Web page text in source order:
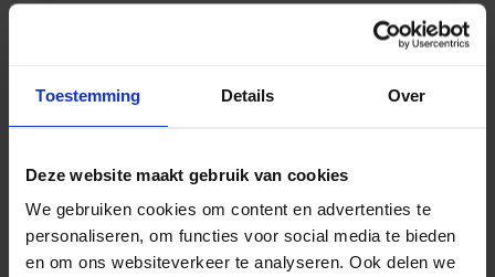
Toestemming Details Over
Deze website maakt gebruik van cookies
We gebruiken cookies om content en advertenties te
personaliseren, om functies voor social media te bieden
en om ons websiteverkeer te analyseren. Ook delen we
11,45 incl.btw
+
- In winkelwagen